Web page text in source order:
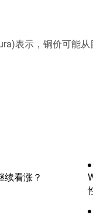
表示，铜价可能
续看涨？